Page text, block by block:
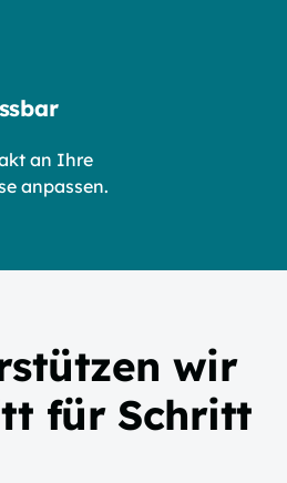
an Ihre
anpassen.
wir
für Schritt